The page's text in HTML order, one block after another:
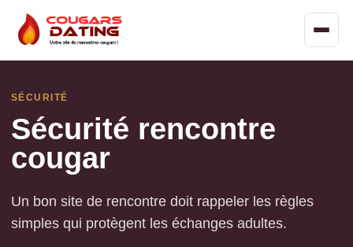
SÉCURITÉ
Sécurité rencontre
cougar
Un bon site de rencontre doit rappeler les règles
simples qui protègent les échanges adultes.